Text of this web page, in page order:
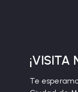
¡VISITA
Te